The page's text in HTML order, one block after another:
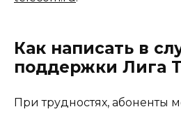
Как написать в
поддержки Лига
При трудностях, абоненты